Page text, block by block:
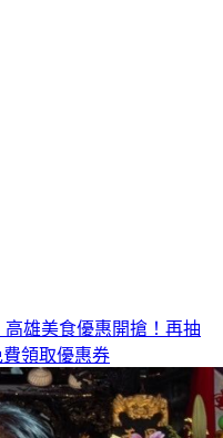
高雄美食優惠開搶！再抽
領取優惠券